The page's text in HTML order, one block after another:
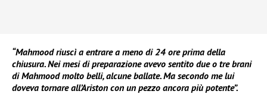
“Mahmood riuscì a entrare a meno di 24 ore prima della
chiusura. Nei mesi di preparazione avevo sentito due o tre brani
di Mahmood molto belli, alcune ballate. Ma secondo me lui
doveva tornare all’Ariston con un pezzo ancora più potente”.